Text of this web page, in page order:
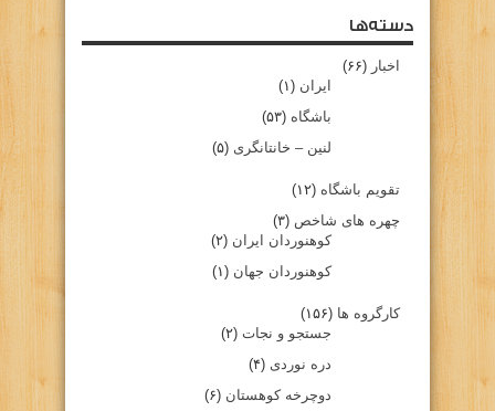
دسته‌ها
اخبار (۶۶)
ایران (۱)
باشگاه (۵۳)
لنین – خانتانگری (۵)
تقویم باشگاه (۱۲)
چهره های شاخص (۳)
کوهنوردان ایران (۲)
کوهنوردان جهان (۱)
کارگروه ها (۱۵۶)
جستجو و نجات (۲)
دره نوردی (۴)
دوچرخه کوهستان (۶)